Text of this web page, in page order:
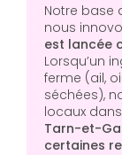
Notre base
nous
est lancée
Lorsqu’un
ferme (ail,
séchées),
locaux
Tarn-et-
certaines